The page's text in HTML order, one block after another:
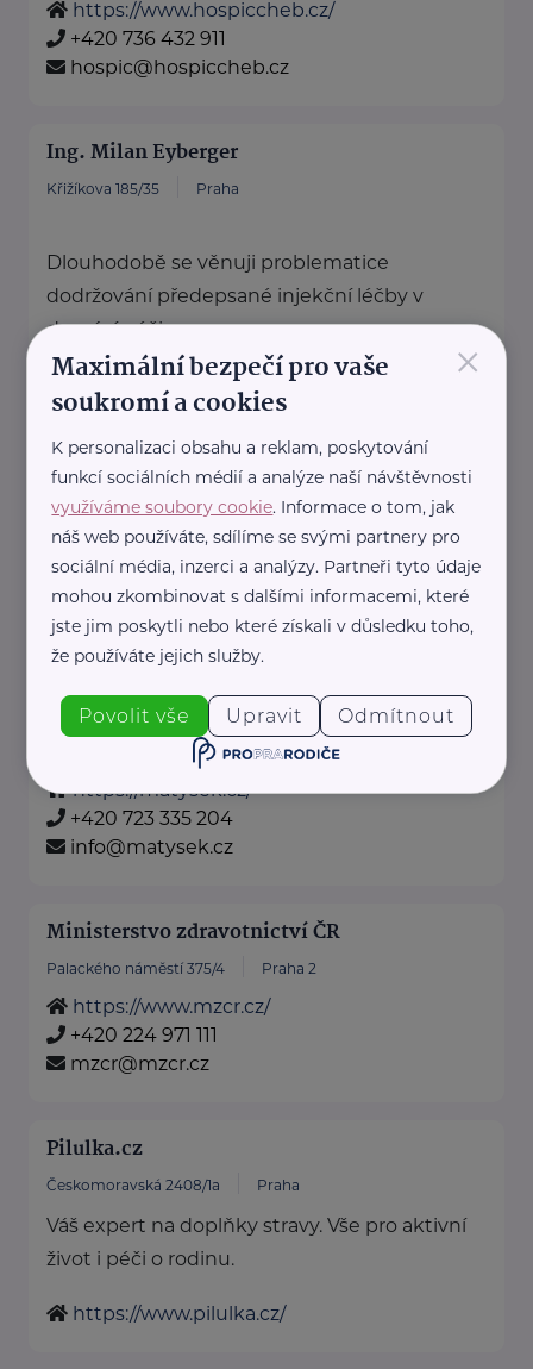
https://www.hospiccheb.cz/
+420 736 432 911
hospic@hospiccheb.cz
Ing. Milan Eyberger
Křižíkova 185/35 Praha
Dlouhodobě se věnuji problematice
dodržování předepsané injekční léčby v
domácí péči.
Spolupracuji na vývoji a výrobě ...
https://tugi.cz/
Marcela Sekerková - Polštáře
Matýsek
Hornická 661 Líně
Matýsek - pohodlí, které spojuje
generace
U Matýska věříme, že skutečné
pohodlí nezná věkové hranice.
Naše ...
https://matysek.cz/
+420 723 335 204
info@matysek.cz
Ministerstvo zdravotnictví ČR
Palackého náměstí 375/4 Praha 2
https://www.mzcr.cz/
+420 224 971 111
mzcr@mzcr.cz
Pilulka.cz
Českomoravská 2408/1a Praha
Váš expert na doplňky stravy. Vše pro aktivní
život i péči o rodinu.
https://www.pilulka.cz/
×
Maximální bezpečí pro vaše
soukromí a cookies
K personalizaci obsahu a reklam, poskytování
funkcí sociálních médií a analýze naší návštěvnosti
využíváme soubory cookie. Informace o tom, jak
náš web používáte, sdílíme se svými partnery pro
sociální média, inzerci a analýzy. Partneři tyto údaje
mohou zkombinovat s dalšími informacemi, které
jste jim poskytli nebo které získali v důsledku toho,
že používáte jejich služby.
Povolit vše Upravit Odmítnout